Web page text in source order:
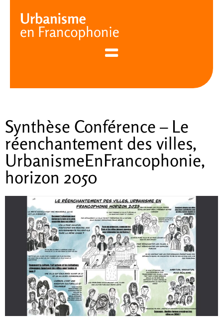
Synthèse Conférence – Le
réenchantement des villes,
UrbanismeEnFrancophonie,
horizon 2050